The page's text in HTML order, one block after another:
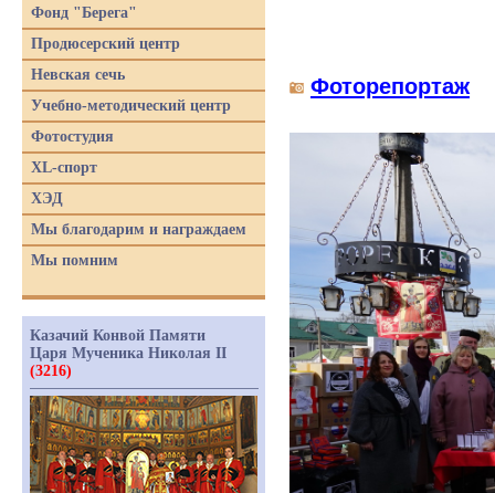
Фоторепортаж
Фонд "Берега"
Продюсерский центр
Невская сечь
Учебно-методический центр
Фотостудия
XL-спорт
ХЭД
Мы благодарим и награждаем
Мы помним
Казачий Конвой Памяти
Царя Мученика Николая II
(3216)